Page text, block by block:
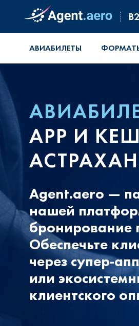
АВИАБИЛЕТЫ
APP И
Agent.aero —
нашей
бронирование
Обеспечьте
через
или
клиентского